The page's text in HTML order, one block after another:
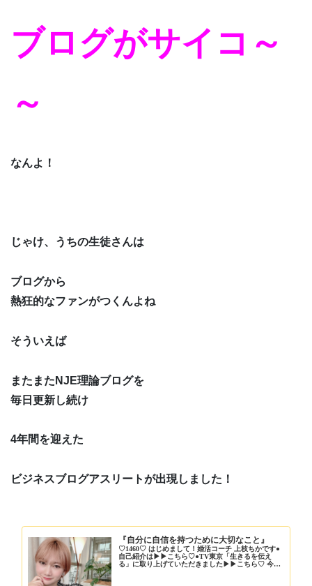
ブログがサイコ～
～
なんよ！
じゃけ、うちの生徒さんは
ブログから
熱狂的なファンがつくんよね
そういえば
またまたNJE理論ブログを
毎日更新し続け
4年間を迎えた
ビジネスブログアスリートが出現しました！
『自分に自信を持つために大切なこと』
♡1460♡ はじめまして！婚活コーチ 上枝ちかです●
自己紹介は▶︎▶︎こちら♡●TV東京「生きるを伝え
る」に取り上げていただきました▶︎▶︎こちら♡ 今日